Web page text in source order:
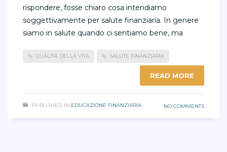
rispondere, fosse chiaro cosa intendiamo
soggettivamente per salute finanziaria. In genere
siamo in salute quando ci sentiamo bene, ma
QUALITÀ DELLA VITA SALUTE FINANZIARIA
READ MORE
PUBLISHED IN EDUCAZIONE FINANZIARIA NO COMMENTS